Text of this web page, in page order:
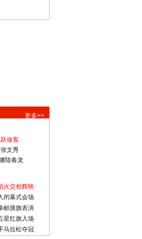
更多>>
做客
文秀
陆春龙
火交相辉映
闭幕式会场
献接旗表演
星红旗入场
马拉松夺冠